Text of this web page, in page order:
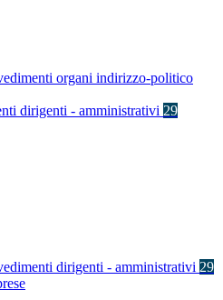
organi indirizzo-politico
dirigenti - amministrativi 29
dirigenti - amministrativi 29